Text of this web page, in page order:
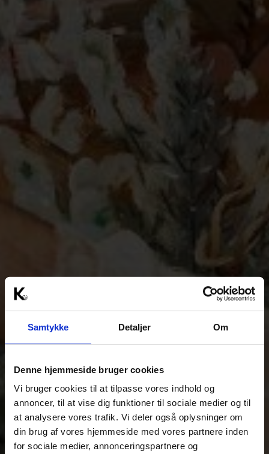
Samtykke Detaljer Om
Denne hjemmeside bruger cookies
Vi bruger cookies til at tilpasse vores indhold og
annoncer, til at vise dig funktioner til sociale medier og til
at analysere vores trafik. Vi deler også oplysninger om
din brug af vores hjemmeside med vores partnere inden
for sociale medier, annonceringspartnere og